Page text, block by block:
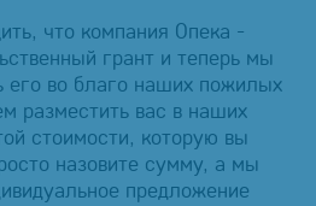
что компания Опека -
грант и теперь мы
его во благо наших пожилых
разместить вас в наших
стоимости, которую вы
назовите сумму, а мы
предложение